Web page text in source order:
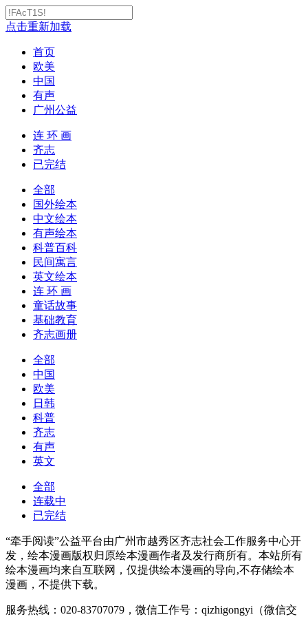
点击重新加载
首页
欧美
中国
有声
广州公益
连 环 画
齐志
已完结
全部
国外绘本
中文绘本
有声绘本
科普百科
民间寓言
英文绘本
连 环 画
童话故事
基础教育
齐志画册
全部
中国
欧美
日韩
科普
齐志
有声
英文
全部
连载中
已完结
“牵手阅读”公益平台由广州市越秀区齐志社会工作服务中心开
发，绘本漫画版权归原绘本漫画作者及发行商所有。本站所有
绘本漫画均来自互联网，仅提供绘本漫画的导向,不存储绘本
漫画，不提供下载。
服务热线：020-83707079，微信工作号：qizhigongyi（微信交